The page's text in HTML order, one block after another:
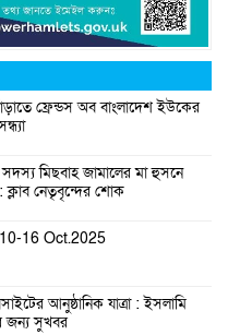
ফ্রেন্ডস অব বাংলাদেশ ইউকের
সদস্য মিছবাহ জামালের মা হুসনে
ক্লাব নেতৃবৃন্দের শোক
16 Oct.2025
আনুষ্ঠানিক যাত্রা : ইসলামি
জন্য সুখবর